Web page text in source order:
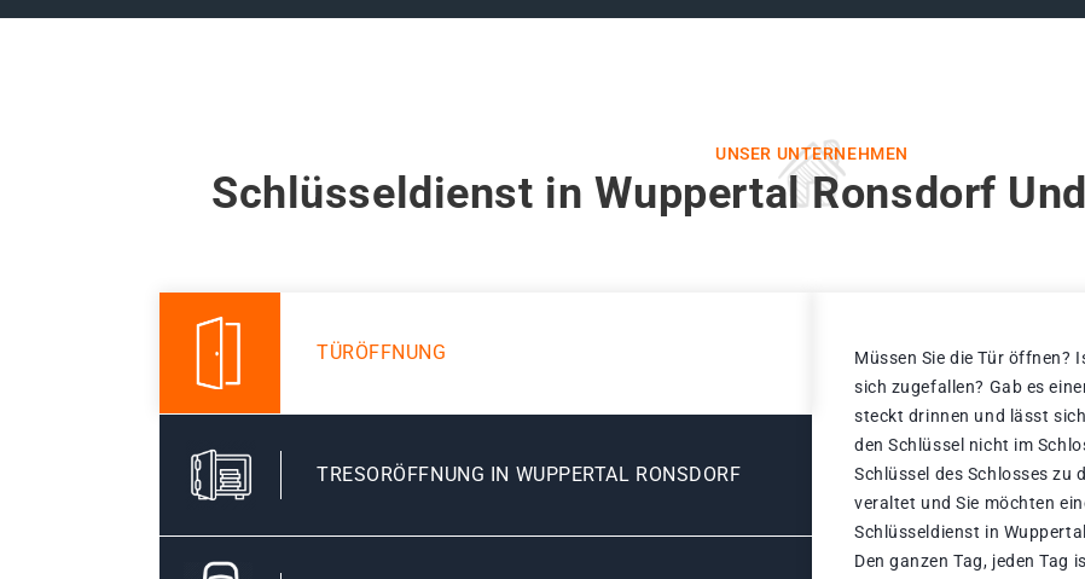
UNSER UNTERNEHMEN
Schlüsseldienst in Wuppertal Ronsdorf
TÜRÖFFNUNG
TRESORÖFFNUNG IN WUPPERTAL RONSDORF
Müssen Sie die Tür öffnen?
sich zugefallen? Gab es
steckt drinnen und lässt
den Schlüssel nicht im
Schlüssel des Schlosses zu
veraltet und Sie möchten
Schlüsseldienst in
Den ganzen Tag, jeden Tag